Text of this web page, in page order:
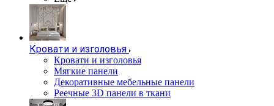
Кровати и изголовья
Кровати и изголовья
Мягкие панели
Декоративные мебельные панели
Реечные 3D панели в ткани